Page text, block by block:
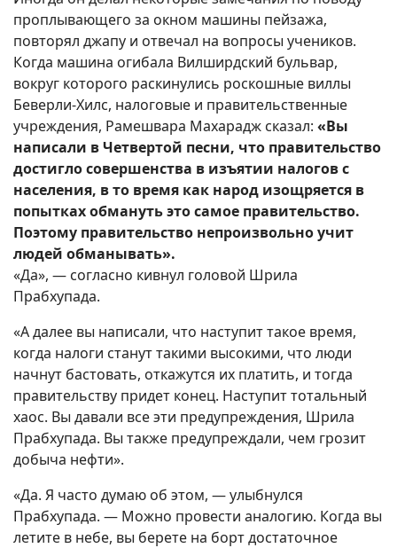
проплывающего за окном машины пейзажа,
повторял джапу и отвечал на вопросы учеников.
Когда машина огибала Вилширдский бульвар,
вокруг которого раскинулись роскошные виллы
Беверли-Хилс, налоговые и правительственные
учреждения, Рамешвара Махарадж сказал: «Вы
написали в Четвертой песни, что правительство
достигло совершенства в изъятии налогов с
населения, в то время как народ изощряется в
попытках обмануть это самое правительство.
Поэтому правительство непроизвольно учит
людей обманывать».
«Да», — согласно кивнул головой Шрила
Прабхупада.
«А далее вы написали, что наступит такое время,
когда налоги станут такими высокими, что люди
начнут бастовать, откажутся их платить, и тогда
правительству придет конец. Наступит тотальный
хаос. Вы давали все эти предупреждения, Шрила
Прабхупада. Вы также предупреждали, чем грозит
добыча нефти».
«Да. Я часто думаю об этом, — улыбнулся
Прабхупада. — Можно провести аналогию. Когда вы
летите в небе, вы берете на борт достаточное